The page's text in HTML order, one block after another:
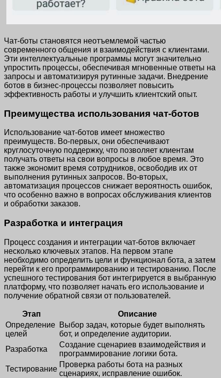
Чат-боты становятся неотъемлемой частью
современного общения и взаимодействия с клиентами.
Эти интеллектуальные программы могут значительно
упростить процессы, обеспечивая мгновенные ответы на
запросы и автоматизируя рутинные задачи. Внедрение
ботов в бизнес-процессы позволяет повысить
эффективность работы и улучшить клиентский опыт.
Преимущества использования чат-ботов
Использование чат-ботов имеет множество
преимуществ. Во-первых, они обеспечивают
круглосуточную поддержку, что позволяет клиентам
получать ответы на свои вопросы в любое время. Это
также экономит время сотрудников, освободив их от
выполнения рутинных запросов. Во-вторых,
автоматизация процессов снижает вероятность ошибок,
что особенно важно в вопросах обслуживания клиентов
и обработки заказов.
Разработка и интеграция
Процесс создания и интеграции чат-ботов включает
несколько ключевых этапов. На первом этапе
необходимо определить цели и функционал бота, а затем
перейти к его программированию и тестированию. После
успешного тестирования бот интегрируется в выбранную
платформу, что позволяет начать его использование и
получение обратной связи от пользователей.
Этап
Описание
Определение
целей
Выбор задач, которые будет выполнять
бот, и определение аудитории.
Разработка
Создание сценариев взаимодействия и
программирование логики бота.
Тестирование
Проверка работы бота на разных
сценариях, исправление ошибок.